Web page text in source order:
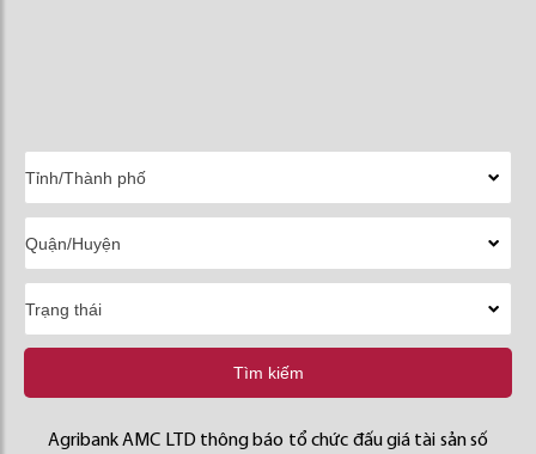
Tìm kiếm
Agribank AMC LTD thông báo tổ chức đấu giá tài sản số